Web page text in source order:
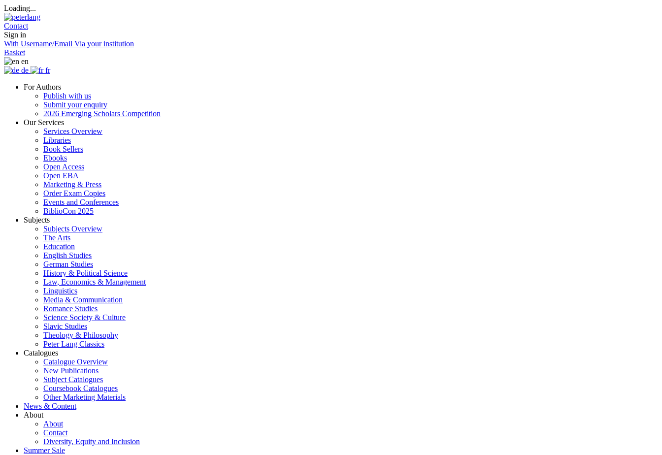
Loading...
Contact
Sign in
With Username/Email Via your institution
Basket
en
de
fr
For Authors
Publish with us
Submit your enquiry
2026 Emerging Scholars Competition
Our Services
Services Overview
Libraries
Book Sellers
Ebooks
Open Access
Open EBA
Marketing & Press
Order Exam Copies
Events and Conferences
BiblioCon 2025
Subjects
Subjects Overview
The Arts
Education
English Studies
German Studies
History & Political Science
Law, Economics & Management
Linguistics
Media & Communication
Romance Studies
Science Society & Culture
Slavic Studies
Theology & Philosophy
Peter Lang Classics
Catalogues
Catalogue Overview
New Publications
Subject Catalogues
Coursebook Catalogues
Other Marketing Materials
News & Content
About
About
Contact
Diversity, Equity and Inclusion
Summer Sale